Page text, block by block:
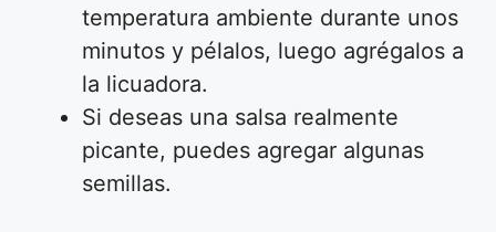
temperatura ambiente durante unos
minutos y pélalos, luego agrégalos a
la licuadora.
Si deseas una salsa realmente
picante, puedes agregar algunas
semillas.